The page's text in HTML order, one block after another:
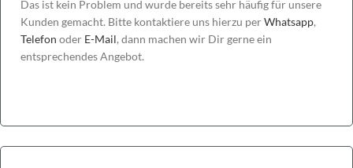
Das ist kein Problem und wurde bereits sehr häufig für unsere
Kunden gemacht. Bitte kontaktiere uns hierzu perWhatsapp,
Telefon oder E-Mail, dann machen wir Dir gerne ein
entsprechendes Angebot.